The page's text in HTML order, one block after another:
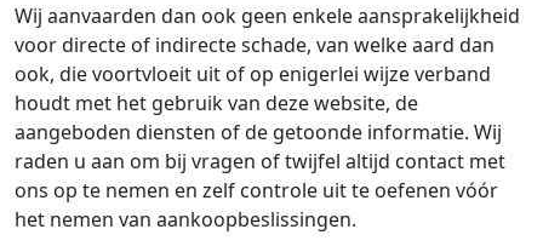
Wij aanvaarden dan ook geen enkele aansprakelijkheid
voor directe of indirecte schade, van welke aard dan
ook, die voortvloeit uit of op enigerlei wijze verband
houdt met het gebruik van deze website, de
aangeboden diensten of de getoonde informatie. Wij
raden u aan om bij vragen of twijfel altijd contact met
ons op te nemen en zelf controle uit te oefenen vóór
het nemen van aankoopbeslissingen.